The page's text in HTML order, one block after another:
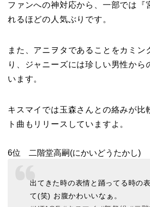
ファンへの神対応から、一部では『
れるほどの人気ぶりです。
また、アニヲタであることをカミン
り、ジャニーズには珍しい男性から
います。
キスマイでは玉森さんとの絡みが比
ト曲もリリースしていますよ。
6位 二階堂高嗣(にかいどうたかし)
出てきた時の表情と踊ってる時の
て(笑) お腹かわいいなぁ。